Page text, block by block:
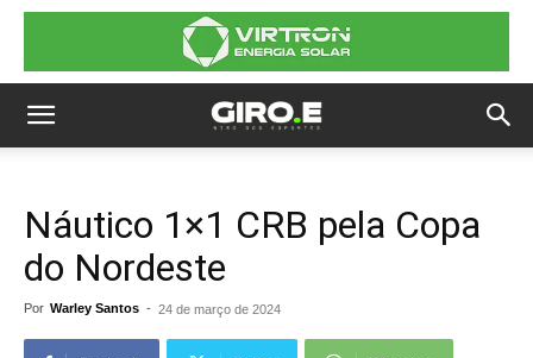
Náutico 1×1 CRB pela Copa
do Nordeste
Por Warley Santos - 24 de março de 2024